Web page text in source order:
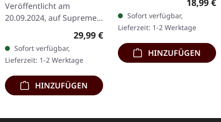
Veröffentlicht am
20.09.2024, auf Supreme
Chaos Records. SCR-
exklusives 'Fire Splatter'
Vinyl mit Insert, limitiert
auf 150…
Regulärer Preis:
29,99 €
Sofort verfügbar,
Lieferzeit: 1-2 Werktage
HINZUFÜGEN
Baumwolle, 20% Polyester
Sofort verfügbar,
Lieferzeit: 1-2 Werktage
HINZUFÜGEN